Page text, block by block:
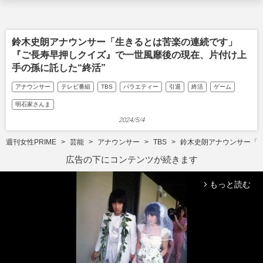
鈴木史朗アナウンサー「生きるとは苦楽の連続です」
『ご長寿早押しクイズ』で一世風靡後の現在、片付け上
手の孫に託した“終活”
アナウンサー テレビ番組 TBS バラエティー 引退 終活 ゲーム
明石家さんま
2024/5/4
週刊女性PRIME 芸能 アナウンサー TBS 鈴木史朗アナウンサー「
広告の下にコンテンツが続きます
arrow_forward_ios もっと読む